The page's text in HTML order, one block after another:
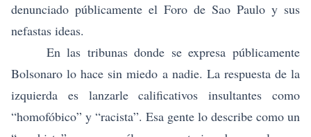
denunciado públicamente el Foro de Sao Paulo y sus
nefastas ideas.
En las tribunas donde se expresa públicamente
Bolsonaro lo hace sin miedo a nadie. La respuesta de la
izquierda es lanzarle calificativos insultantes como
“homofóbico” y “racista”. Esa gente lo describe como un